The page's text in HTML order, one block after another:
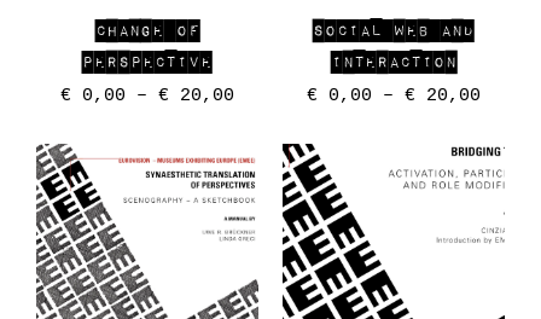
CHANGE OF
PERSPECTIVE
€ 0,00 – € 20,00
SOCIAL WEB AND
INTERACTION
€ 0,00 – € 20,00